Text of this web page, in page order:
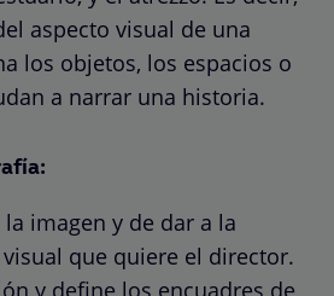
aspecto visual de una
los objetos, los espacios o
a narrar una historia.
:
imagen y de dar a la
que quiere el director.
y define los encuadres de